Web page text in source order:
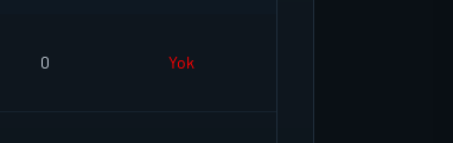
0 Yok